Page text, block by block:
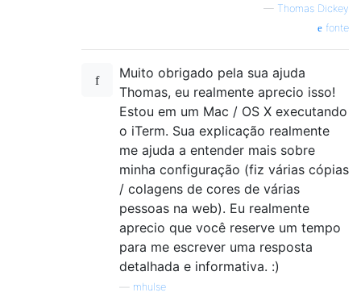
— Thomas Dickey
fonte
Muito obrigado pela sua ajuda
Thomas, eu realmente aprecio isso!
Estou em um Mac / OS X executando
o iTerm. Sua explicação realmente
me ajuda a entender mais sobre
minha configuração (fiz várias cópias
/ colagens de cores de várias
pessoas na web). Eu realmente
aprecio que você reserve um tempo
para me escrever uma resposta
detalhada e informativa. :)
mhulse